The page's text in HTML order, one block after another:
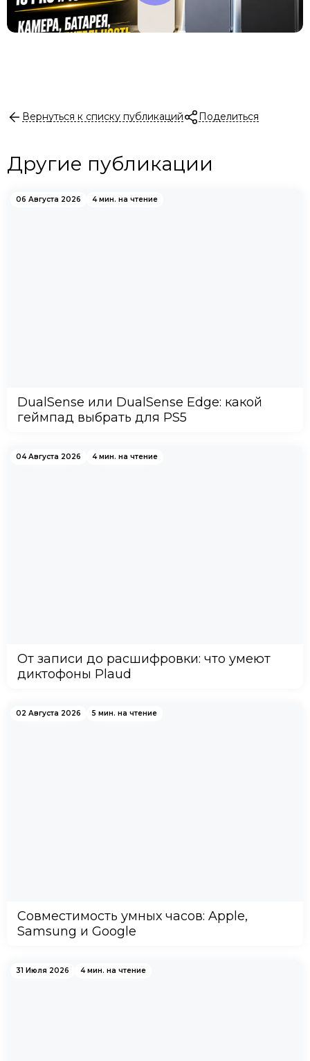
Вернуться к списку публикаций Поделиться
Другие публикации
06 Августа 2026 4 мин. на чтение
DualSense или DualSense Edge: какой
геймпад выбрать для PS5
04 Августа 2026 4 мин. на чтение
От записи до расшифровки: что умеют
диктофоны Plaud
02 Августа 2026 5 мин. на чтение
Совместимость умных часов: Apple,
Samsung и Google
31 Июля 2026 4 мин. на чтение